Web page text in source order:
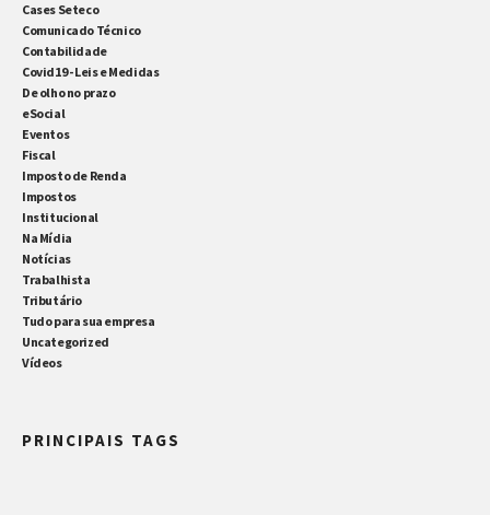
Cases Seteco
Comunicado Técnico
Contabilidade
Covid19 - Leis e Medidas
De olho no prazo
eSocial
Eventos
Fiscal
Imposto de Renda
Impostos
Institucional
Na Mídia
Notícias
Trabalhista
Tributário
Tudo para sua empresa
Uncategorized
Vídeos
PRINCIPAIS TAGS